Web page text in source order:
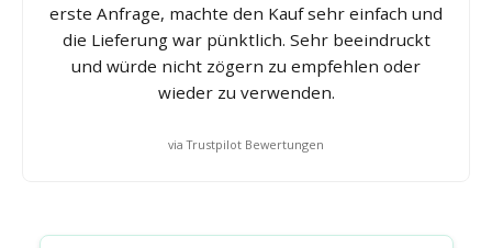
erste Anfrage, machte den Kauf sehr einfach und
die Lieferung war pünktlich. Sehr beeindruckt
und würde nicht zögern zu empfehlen oder
wieder zu verwenden.
via Trustpilot Bewertungen